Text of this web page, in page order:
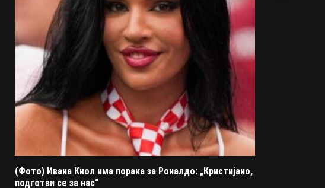
(Фото) Ивана Кнол има порака за Роналдо: „Кристијано,
подготви се за нас“